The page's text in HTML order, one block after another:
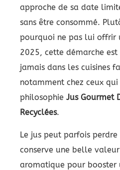
approche de sa date
sans être consommé.
pourquoi ne pas lui offrir
2025, cette démarche
jamais dans les cuisines
notamment chez ceux
philosophie Jus Gourmet
Recyclées.
Le jus peut parfois
conserve une belle
aromatique pour booster